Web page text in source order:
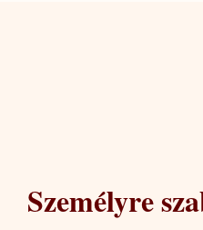
Személyre